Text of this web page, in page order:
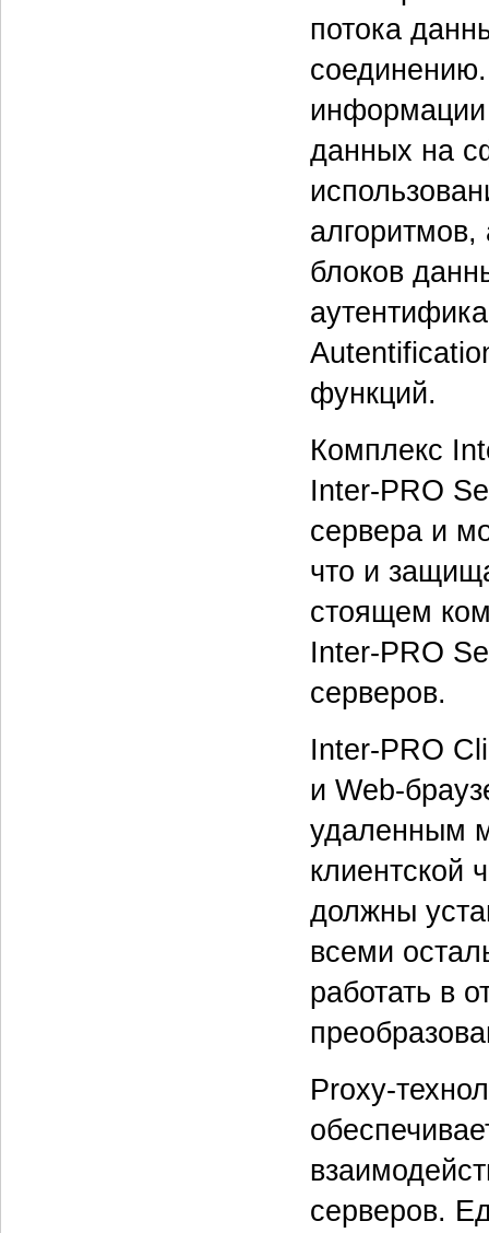
потока
информации
данных на
блоков
функций.
Комплекс
Inter-PRO
сервера и
что и
стоящем
Inter-PRO
серверов.
Inter-PRO
и Web-
удаленным
клиентской
должны
всеми
работать в
Proxy-
серверов.